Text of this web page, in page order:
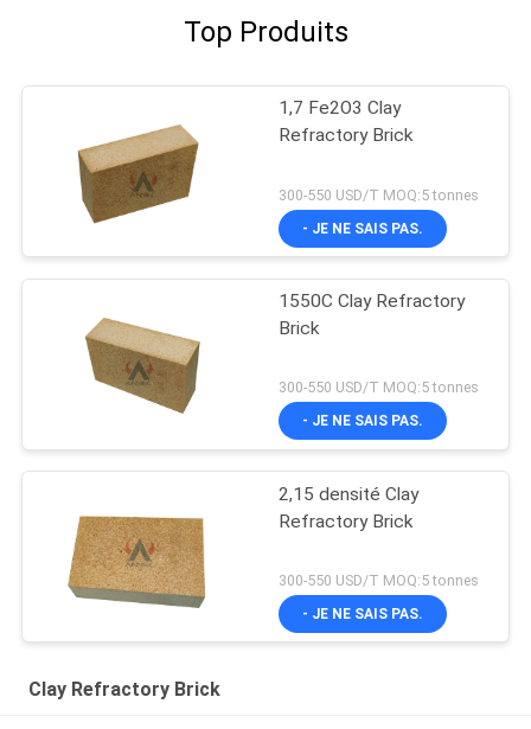
Top Produits
1,7 Fe2O3 Clay
Refractory Brick
300-550 USD/T MOQ:5 tonnes
- JE NE SAIS PAS.
1550C Clay Refractory
Brick
300-550 USD/T MOQ:5 tonnes
- JE NE SAIS PAS.
2,15 densité Clay
Refractory Brick
300-550 USD/T MOQ:5 tonnes
- JE NE SAIS PAS.
Clay Refractory Brick